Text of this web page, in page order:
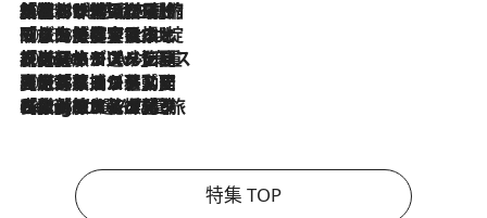
2026.8.6
「荷物が増えるほど旅ストレスは増す」美容ジャーナリストがたどり着いた最終結論。“化粧品を劇的に減らす”感動の凝縮美容とは
2026.8.6
「旅先には金髪ウィッグを持参」日本と同じメイクでは損してる!? 美容ジャーナリストが提案する“掟破りの旅美容”とは
2026.8.6
【厳選旅コスメ】「身軽さ＆UV対策重視！」ヘアアーティストshucoが選んだ夏旅ベストコスメを発表【Mサイズジップ】
2026.8.5
【厳選旅コスメ】国内をあちこち移動する河井菜摘が選んだ夏旅ベストコスメ発表！「リラックスアイテムはマスト」【Mサイズジップ】
2026.8.4
【厳選旅コスメ】「紫外線＆乾燥対策しながらメイク感も！」ヘア＆メイクGeorgeが選んだ夏旅ベストコスメを発表！【Mサイズジップ】
特集 TOP